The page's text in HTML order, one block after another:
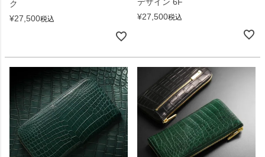
ク
¥27,500税込
¥27,500税込